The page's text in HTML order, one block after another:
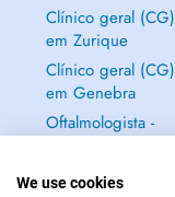
Clínico geral (CG)
em Zurique
Clínico geral (CG)
em Genebra
Oftalmologista -
We use cookies